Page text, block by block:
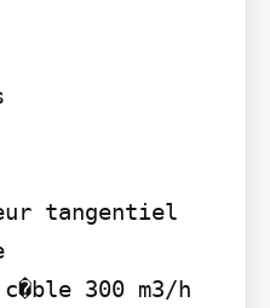
tangentiel
300 m3/h